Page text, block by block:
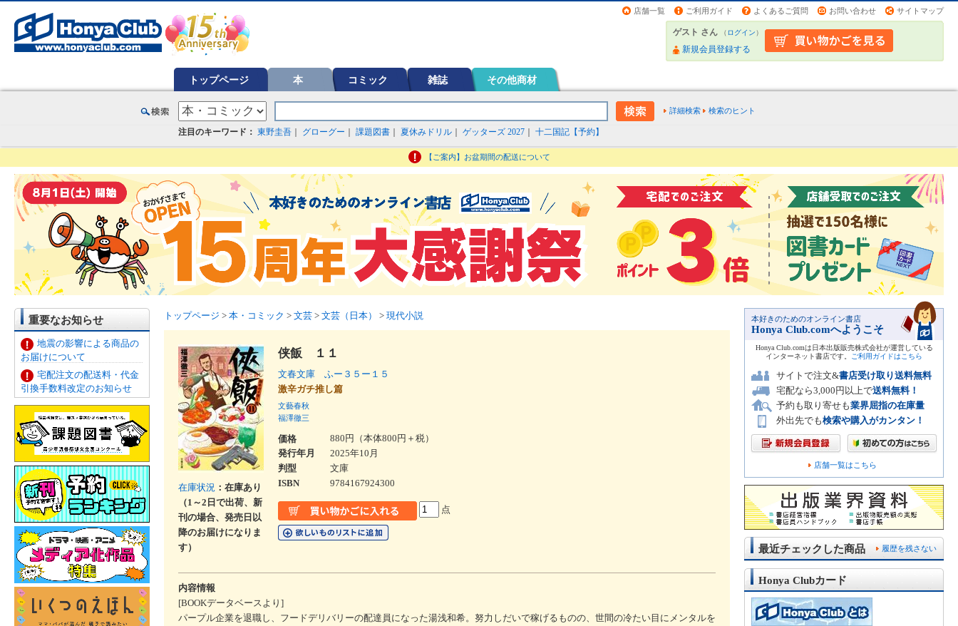
店舗一覧 ご利用ガイド よくあるご質問 お問い合わせ サイトマップ
ゲスト さん （ログイン）
新規会員登録する
トップページ 本 コミック 雑誌 その他商材
詳細検索 検索のヒント
注目のキーワード： 東野圭吾 グローグー 課題図書 夏休みドリル ゲッターズ 2027 十二国記【予約】
【ご案内】お盆期間の配送について
重要なお知らせ
地震の影響による商品の
お届けについて
宅配注文の配送料・代金
引換手数料改定のお知らせ
トップページ > 本・コミック > 文芸 > 文芸（日本） > 現代小説
在庫状況 ：在庫あり
（1～2日で出荷、新
刊の場合、発売日以
降のお届けになりま
す）
侠飯 １１
文春文庫 ふー３５ー１５
激辛ガチ推し篇
文藝春秋
福澤徹三
価格
880円（本体800円＋税）
発行年月
2025年10月
判型
文庫
ISBN
9784167924300
点
内容情報
[BOOKデータベースより]
パープル企業を退職し、フードデリバリーの配達員になった湯浅和希。努力しだいで稼げるものの、世間の冷たい目にメンタルを
本好きのためのオンライン書店
Honya Club.comへようこそ
Honya Club.comは日本出版販売株式会社が運営している
インターネット書店です。
ご利用ガイドはこちら
サイトで注文&書店受け取り送料無料
宅配なら3,000円以上で送料無料！
予約も取り寄せも業界屈指の在庫量
外出先でも検索や購入がカンタン！
店舗一覧はこちら
履歴を残さない
最近チェックした商品
Honya Clubカード